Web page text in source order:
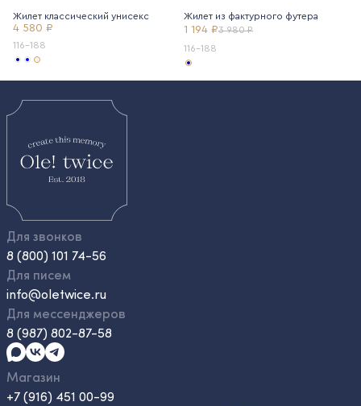
Жилет классический унисекс
4 580 ₽
116-188
Жилет из фактурного футера
1 194 ₽3 980 ₽
116-188
Для звонков
8 (800) 101 74-56
Для писем
info@oletwice.ru
Для мессенджеров
8 (987) 802-87-58
Магазин
+7 (916) 451 00-99